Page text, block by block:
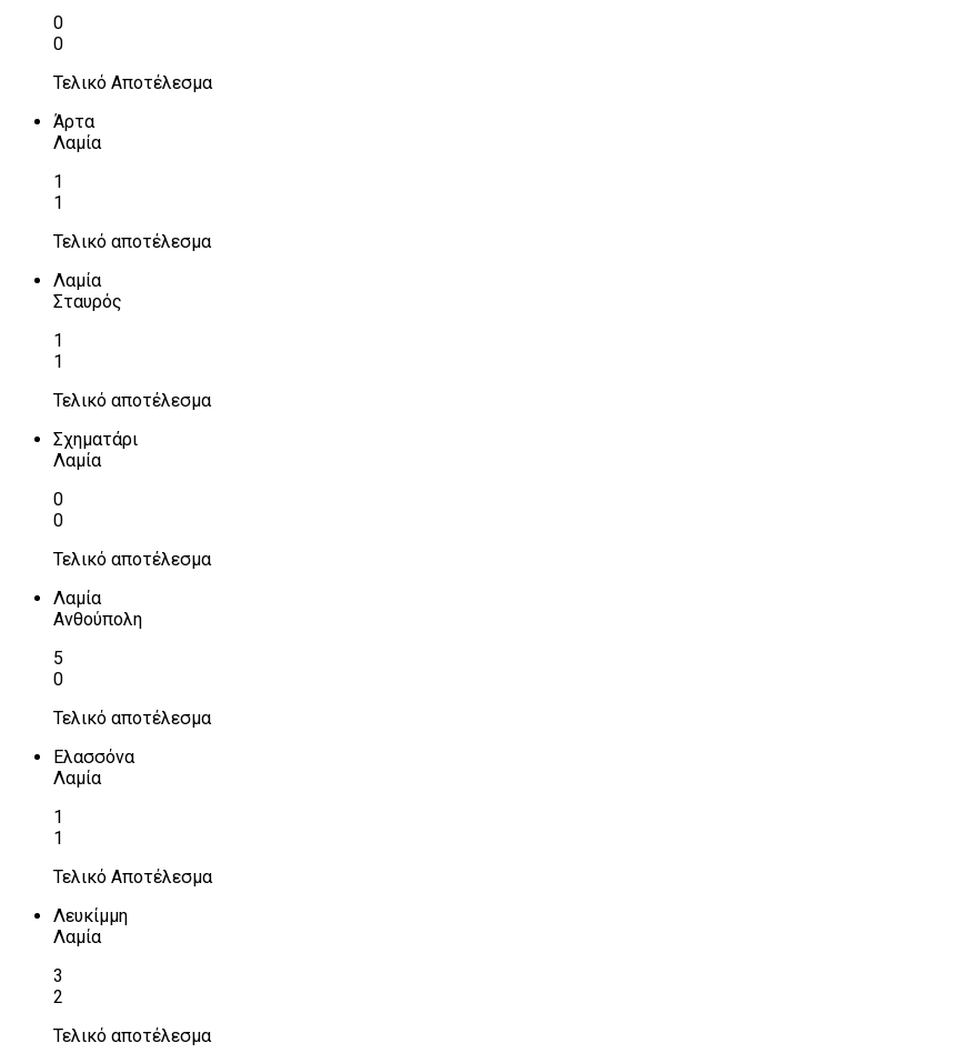
0
0
Τελικό Αποτέλεσμα
Άρτα
Λαμία
1
1
Τελικό αποτέλεσμα
Λαμία
Σταυρός
1
1
Τελικό αποτέλεσμα
Σχηματάρι
Λαμία
0
0
Τελικό αποτέλεσμα
Λαμία
Ανθούπολη
5
0
Τελικό αποτέλεσμα
Ελασσόνα
Λαμία
1
1
Τελικό Αποτέλεσμα
Λευκίμμη
Λαμία
3
2
Τελικό αποτέλεσμα